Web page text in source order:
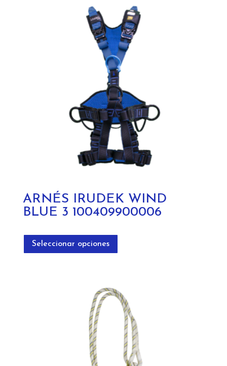
ARNÉS IRUDEK WIND
BLUE 3 100409900006
Seleccionar opciones
Las
opciones
se
pueden
elegir
en
la